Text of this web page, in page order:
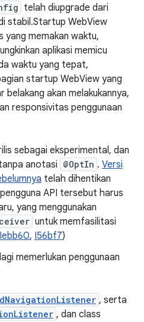
telah diupgrade dari
stabil.Startup WebView
yang memakan waktu,
aplikasi memicu
waktu yang tepat,
startup WebView yang
akan melakukannya,
responsivitas penggunaan
sebagai eksperimental, dan
anotasi @OptIn . Versi
telah dihentikan
API tersebut harus
yang menggunakan
untuk memfasilitasi
Iebb60, I56bf7)
memerlukan penggunaan
, serta
, dan class